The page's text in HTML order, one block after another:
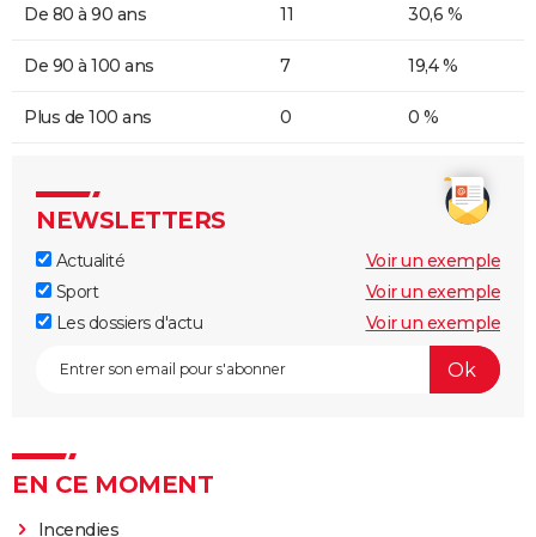
De 80 à 90 ans 11 30,6 %
De 90 à 100 ans 7 19,4 %
Plus de 100 ans 0 0 %
NEWSLETTERS
Actualité
Voir un exemple
Sport
Voir un exemple
Les dossiers d'actu
Voir un exemple
EN CE MOMENT
Incendies